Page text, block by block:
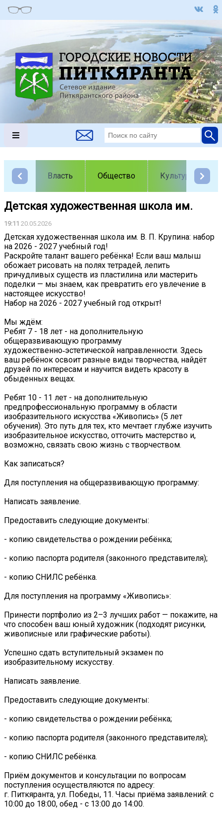
Власть Общество Культура
Детская художественная школа им.
19:11 20.05.2026
Детская художественная школа им. В. П. Крупина: набор
на 2026 - 2027 учебный год!
Раскройте талант вашего ребёнка! Если ваш малыш
обожает рисовать на полях тетрадей, лепить
причудливых существ из пластилина или мастерить
поделки — мы знаем, как превратить его увлечение в
настоящее искусство!
Набор на 2026 - 2027 учебный год открыт!
Мы ждём:
Ребят 7 - 18 лет - на дополнительную
общеразвивающую программу
художественно‑эстетической направленности. Здесь
ваш ребёнок освоит разные виды творчества, найдёт
друзей по интересам и научится видеть красоту в
обыденных вещах.
Ребят 10 - 11 лет - на дополнительную
предпрофессиональную программу в области
изобразительного искусства «Живопись» (5 лет
обучения). Это путь для тех, кто мечтает глубже изучить
изобразительное искусство, отточить мастерство и,
возможно, связать свою жизнь с творчеством.
Как записаться?
Для поступления на общеразвивающую программу:
Написать заявление.
Предоставить следующие документы:
- копию свидетельства о рождении ребёнка;
- копию паспорта родителя (законного представителя);
- копию СНИЛС ребёнка.
Для поступления на программу «Живопись»:
Принести портфолио из 2–3 лучших работ — покажите, на
что способен ваш юный художник (подходят рисунки,
живописные или графические работы).
Успешно сдать вступительный экзамен по
изобразительному искусству.
Написать заявление.
Предоставить следующие документы:
- копию свидетельства о рождении ребёнка;
- копию паспорта родителя (законного представителя);
- копию СНИЛС ребёнка.
Приём документов и консультации по вопросам
поступления осуществляются по адресу:
г. Питкяранта, ул. Победы, 11. Часы приёма заявлений: с
10:00 до 18:00, обед - с 13:00 до 14:00.